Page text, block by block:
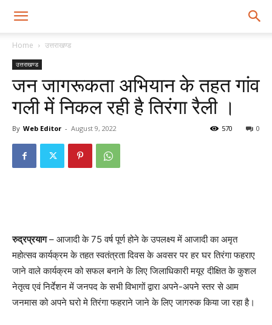
Home उत्तराखण्ड
उत्तराखण्ड
जन जागरूकता अभियान के तहत गांव
गली में निकल रही है तिरंगा रैली ।
By Web Editor - August 9, 2022 0
570
रुद्रप्रयाग– आजादी के 75 वर्ष पूर्ण होने के उपलक्ष्य में आजादी का अमृत
महोत्सव कार्यक्रम के तहत स्वतंत्रता दिवस के अवसर पर हर घर तिरंगा फहराए
जाने वाले कार्यक्रम को सफल बनाने के लिए जिलाधिकारी मयूर दीक्षित के कुशल
नेतृत्व एवं निर्देशन में जनपद के सभी विभागों द्वारा अपने-अपने स्तर से आम
जनमास को अपने घरो मे तिरंगा फहराने जाने के लिए जागरुक किया जा रहा है।